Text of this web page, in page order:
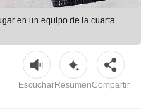
en un equipo de la cuarta
EscucharResumenCompartir